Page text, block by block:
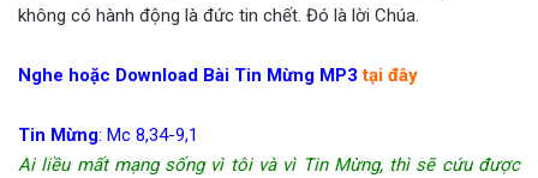
không có hành động là đức tin chết. Đó là lời Chúa.
Nghe hoặc Download Bài Tin Mừng MP3 tại đây
Tin Mừng: Mc 8,34-9,1
Ai liều mất mạng sống vì tôi và vì Tin Mừng, thì sẽ cứu được